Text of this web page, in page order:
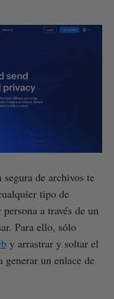
de archivos te
tipo de
a través de un
Para ello, sólo
y arrastrar y soltar el
generar un enlace de